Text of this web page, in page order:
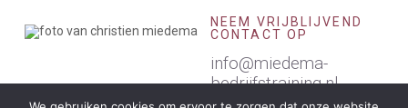
NEEM VRIJBLIJVEND
CONTACT OP
info@miedema-
bedrijfstraining.nl